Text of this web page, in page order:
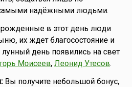
самыми надёжными людьми.
в этот день люди
их ждет благосостояние и
лунный день появились на свет
Моисеев, Леонид Утесов.
Вы получите небольшой бонус,